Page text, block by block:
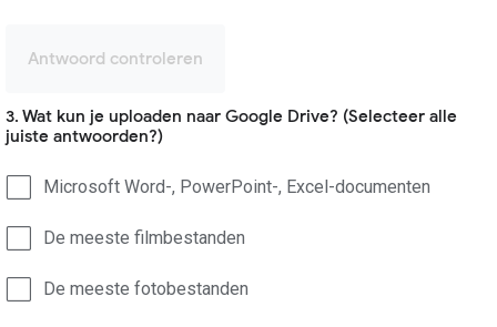
Antwoord controleren
3. Wat kun je uploaden naar Google Drive? (Selecteer alle
juiste antwoorden?)
Microsoft Word-, PowerPoint-, Excel-documenten
De meeste filmbestanden
De meeste fotobestanden